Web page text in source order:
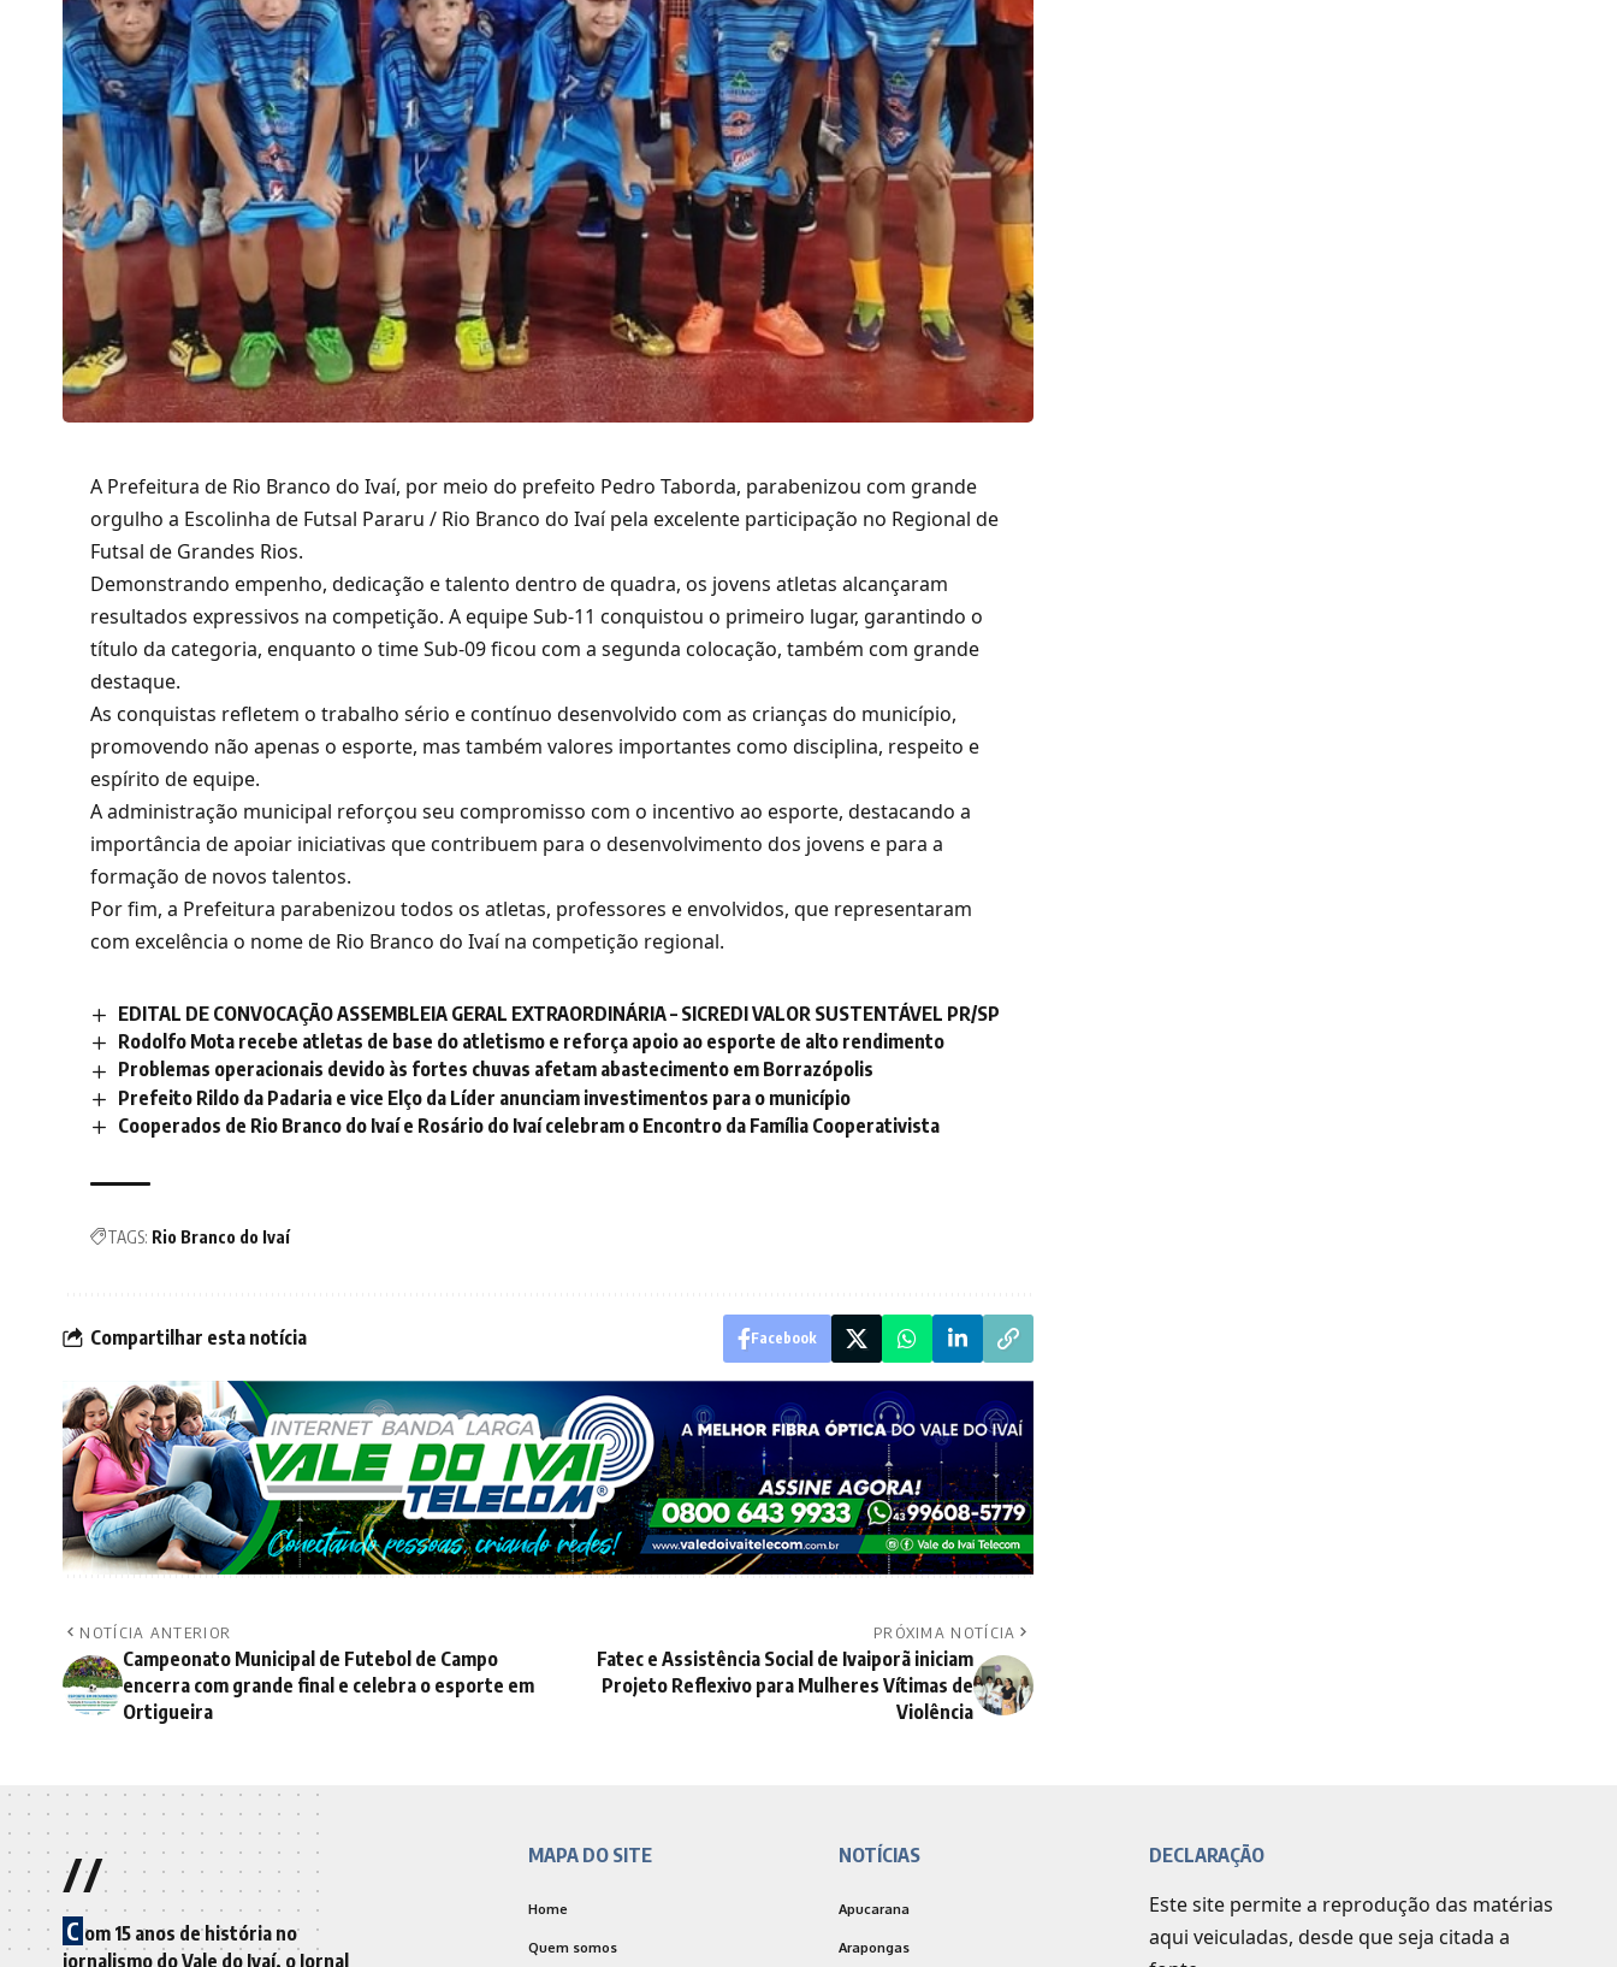
A Prefeitura de Rio Branco do Ivaí, por meio do prefeito Pedro Taborda, parabenizou com grande
orgulho a Escolinha de Futsal Pararu / Rio Branco do Ivaí pela excelente participação no Regional de
Futsal de Grandes Rios.
Demonstrando empenho, dedicação e talento dentro de quadra, os jovens atletas alcançaram
resultados expressivos na competição. A equipe Sub-11 conquistou o primeiro lugar, garantindo o
título da categoria, enquanto o time Sub-09 ficou com a segunda colocação, também com grande
destaque.
As conquistas refletem o trabalho sério e contínuo desenvolvido com as crianças do município,
promovendo não apenas o esporte, mas também valores importantes como disciplina, respeito e
espírito de equipe.
A administração municipal reforçou seu compromisso com o incentivo ao esporte, destacando a
importância de apoiar iniciativas que contribuem para o desenvolvimento dos jovens e para a
formação de novos talentos.
Por fim, a Prefeitura parabenizou todos os atletas, professores e envolvidos, que representaram
com excelência o nome de Rio Branco do Ivaí na competição regional.
EDITAL DE CONVOCAÇÃO ASSEMBLEIA GERAL EXTRAORDINÁRIA – SICREDI VALOR SUSTENTÁVEL PR/SP
Rodolfo Mota recebe atletas de base do atletismo e reforça apoio ao esporte de alto rendimento
Problemas operacionais devido às fortes chuvas afetam abastecimento em Borrazópolis
Prefeito Rildo da Padaria e vice Elço da Líder anunciam investimentos para o município
Cooperados de Rio Branco do Ivaí e Rosário do Ivaí celebram o Encontro da Família Cooperativista
TAGS: Rio Branco do Ivaí
Compartilhar esta notícia Facebook
NOTÍCIA ANTERIOR
Campeonato Municipal de Futebol de Campo
encerra com grande final e celebra o esporte em
Ortigueira
PRÓXIMA NOTÍCIA
Fatec e Assistência Social de Ivaiporã iniciam
Projeto Reflexivo para Mulheres Vítimas de
Violência
//
C om 15 anos de história no
jornalismo do Vale do Ivaí, o Jornal
MAPA DO SITE
Home
Quem somos
NOTÍCIAS
Apucarana
Arapongas
DECLARAÇÃO
Este site permite a reprodução das matérias
aqui veiculadas, desde que seja citada a